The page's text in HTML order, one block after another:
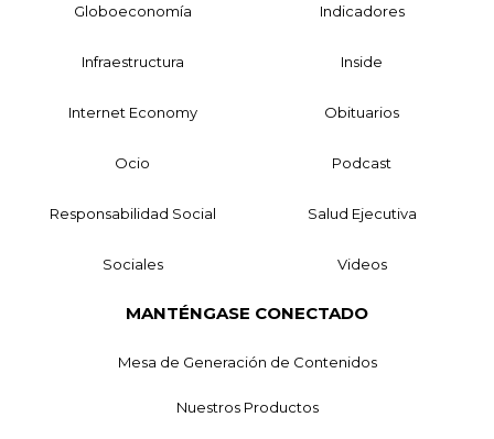
Globoeconomía Indicadores
Infraestructura Inside
Internet Economy Obituarios
Ocio Podcast
Responsabilidad Social Salud Ejecutiva
Sociales Videos
MANTÉNGASE CONECTADO
Mesa de Generación de Contenidos
Nuestros Productos